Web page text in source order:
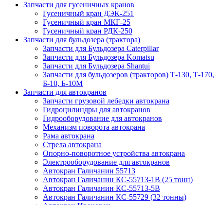
Запчасти для гусеничных кранов
Гусеничный кран ДЭК-251
Гусеничный кран МКГ-25
Гусеничный кран РДК-250
Запчасти для бульдозера (трактора)
Запчасти для Бульдозера Caterpillar
Запчасти для Бульдозера Komatsu
Запчасти для Бульдозера Shantui
Запчасти для бульдозеров (тракторов) Т-130, Т-170,
Б-10, Б-10М
Запчасти для автокранов
Запчасти грузовой лебедки автокрана
Гидроцилиндры для автокранов
Гидрооборудование для автокранов
Механизм поворота автокрана
Рама автокрана
Стрела автокрана
Опорно-поворотное устройства автокрана
Электрооборудование для автокранов
Автокран Галичанин 55713
Автокран Галичанин КС-55713-1В (25 тонн)
Автокран Галичанин КС-55713-5В
Автокран Галичанин КС-55729 (32 тонны)